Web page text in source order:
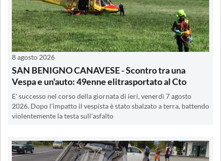
8 agosto 2026
SAN BENIGNO CANAVESE - Scontro tra una
Vespa e un'auto: 49enne elitrasportato al Cto
E' successo nel corso della giornata di ieri, venerdì 7 agosto
2026. Dopo l'impatto il vespista è stato sbalzato a terra, battendo
violentemente la testa sull'asfalto